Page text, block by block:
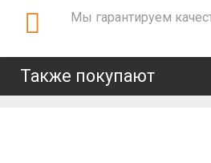
Мы гарантируем
Также покупают